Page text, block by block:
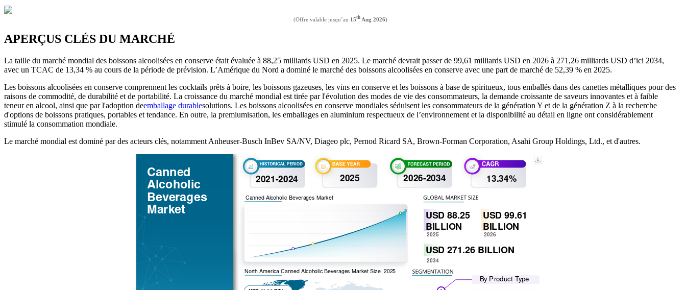
(Offre valable jusqu’au 15th Aug 2026)
APERÇUS CLÉS DU MARCHÉ
La taille du marché mondial des boissons alcoolisées en conserve était évaluée à 88,25 milliards USD en 2025. Le marché devrait passer de 99,61 milliards USD en 2026 à 271,26 milliards USD d’ici 2034,
avec un TCAC de 13,34 % au cours de la période de prévision. L’Amérique du Nord a dominé le marché des boissons alcoolisées en conserve avec une part de marché de 52,39 % en 2025.
Les boissons alcoolisées en conserve comprennent les cocktails prêts à boire, les boissons gazeuses, les vins en conserve et les boissons à base de spiritueux, tous emballés dans des canettes métalliques pour des
raisons de commodité, de durabilité et de portabilité. La croissance du marché mondial est tirée par l'évolution des modes de vie des consommateurs, la demande croissante de saveurs innovantes et à faible
teneur en alcool, ainsi que par l'adoption deemballage durablesolutions. Les boissons alcoolisées en conserve mondiales séduisent les consommateurs de la génération Y et de la génération Z à la recherche
d'options de boissons pratiques, portables et tendance. En outre, la premiumisation, les emballages en aluminium respectueux de l’environnement et la disponibilité au détail en ligne ont considérablement
stimulé la consommation mondiale.
Le marché mondial est dominé par des acteurs clés, notamment Anheuser-Busch InBev SA/NV, Diageo plc, Pernod Ricard SA, Brown-Forman Corporation, Asahi Group Holdings, Ltd., et d'autres.